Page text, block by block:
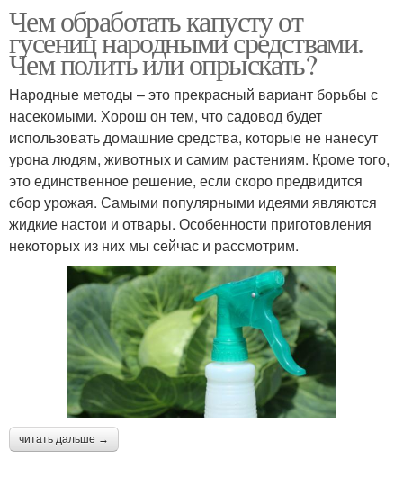
Чем обработать капусту от
гусениц народными средствами.
Чем полить или опрыскать?
Народные методы – это прекрасный вариант борьбы с
насекомыми. Хорош он тем, что садовод будет
использовать домашние средства, которые не нанесут
урона людям, животных и самим растениям. Кроме того,
это единственное решение, если скоро предвидится
сбор урожая. Самыми популярными идеями являются
жидкие настои и отвары. Особенности приготовления
некоторых из них мы сейчас и рассмотрим.
читать дальше →